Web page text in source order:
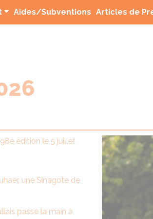
Aides/Subventions (current)
Articles de
édition le 5 juillet
une Sinagote de
passe la main à